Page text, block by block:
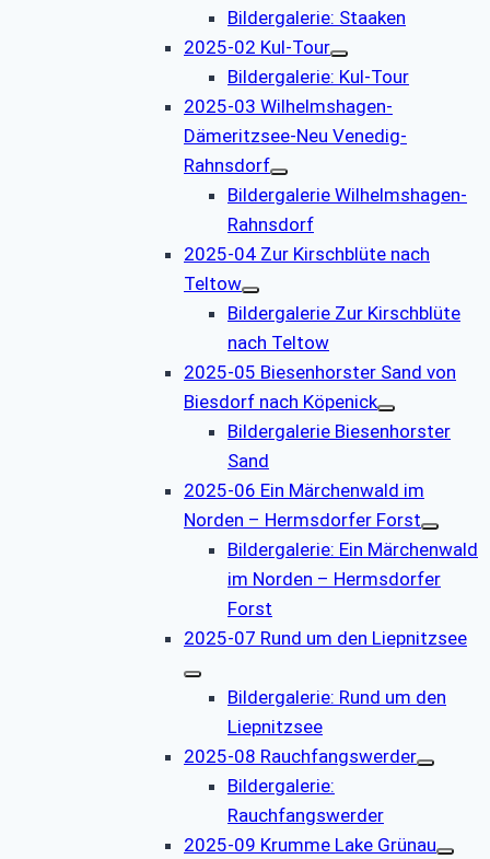
Bildergalerie: Staaken
2025-02 Kul-Tour
Bildergalerie: Kul-Tour
2025-03 Wilhelmshagen-
Dämeritzsee-Neu Venedig-
Rahnsdorf
Bildergalerie Wilhelmshagen-
Rahnsdorf
2025-04 Zur Kirschblüte nach
Teltow
Bildergalerie Zur Kirschblüte
nach Teltow
2025-05 Biesenhorster Sand von
Biesdorf nach Köpenick
Bildergalerie Biesenhorster
Sand
2025-06 Ein Märchenwald im
Norden – Hermsdorfer Forst
Bildergalerie: Ein Märchenwald
im Norden – Hermsdorfer
Forst
2025-07 Rund um den Liepnitzsee
Bildergalerie: Rund um den
Liepnitzsee
2025-08 Rauchfangswerder
Bildergalerie:
Rauchfangswerder
2025-09 Krumme Lake Grünau